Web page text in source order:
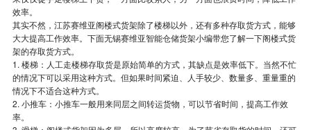
效率。
其实不然，江苏赛维亚阁楼式货架除了楼梯以外，还有多种存取货方式，能够
大大提高工作效率。下面无锡赛维亚智能仓储货架小编带您了解一下阁楼式货
架的存取货方式。
1. 楼梯：人工走楼梯存取货是原始简单的方式，其缺点是效率低下。当然不忙
的情况下可以采用这种方式。但如果时间紧迫、人手较少、数量多、重量重的
情况下不适合这种方式。
2. 小推车：小推车一般用来同层之间转运货物，可以节省时间，提高工作效
率。